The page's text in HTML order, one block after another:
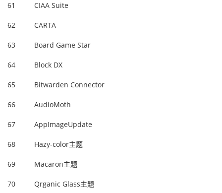
61 CIAA Suite
62 CARTA
63 Board Game Star
64 Block DX
65 Bitwarden Connector
66 AudioMoth
67 AppImageUpdate
68 Hazy-color主题
69 Macaron主题
70 Qrganic Glass主题